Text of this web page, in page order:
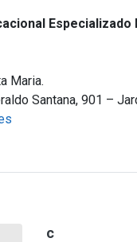
Maria.
Santana, 901 –
c